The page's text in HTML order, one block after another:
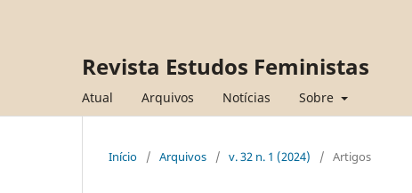
Revista Estudos Feministas
Atual Arquivos Notícias Sobre
Início / Arquivos / v. 32 n. 1 (2024) / Artigos